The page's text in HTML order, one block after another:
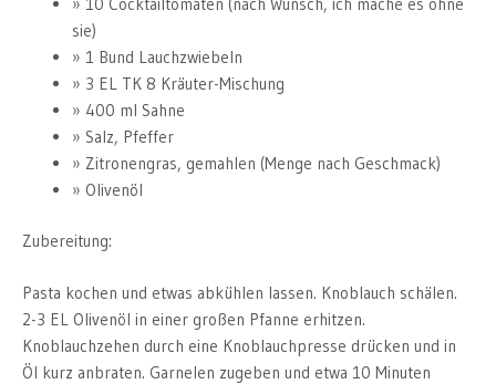
sie)
1 Bund Lauchzwiebeln
3 EL TK 8 Kräuter-Mischung
400 ml Sahne
Salz, Pfeffer
Zitronengras, gemahlen (Menge nach Geschmack)
Olivenöl
Zubereitung:
Pasta kochen und etwas abkühlen lassen. Knoblauch schälen.
2-3 EL Olivenöl in einer großen Pfanne erhitzen.
Knoblauchzehen durch eine Knoblauchpresse drücken und in
Öl kurz anbraten. Garnelen zugeben und etwa 10 Minuten